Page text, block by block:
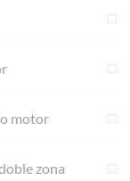
motor
zona